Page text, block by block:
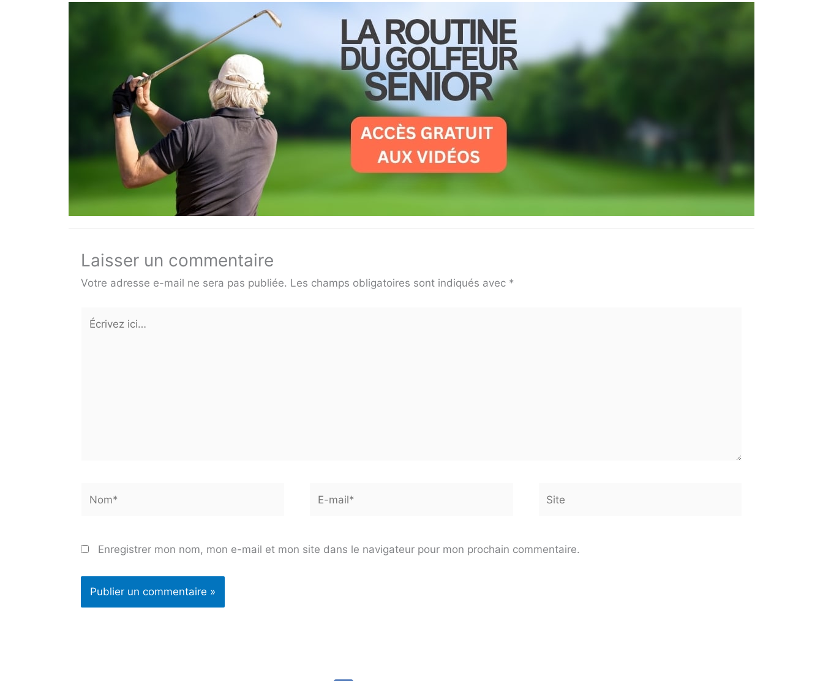
Laisser un commentaire
Votre adresse e-mail ne sera pas publiée. Les champs obligatoires sont indiqués avec *
Écrivez
Enregistrer mon nom, mon e-mail et mon site dans le navigateur pour mon prochain commentaire.